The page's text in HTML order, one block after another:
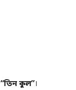
“তিন কুল”।